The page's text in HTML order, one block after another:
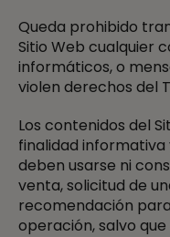
Queda prohibido
Sitio Web cualquier
informáticos, o
violen derechos del
Los contenidos del
finalidad
deben usarse ni
venta, solicitud de
recomendación
operación, salvo